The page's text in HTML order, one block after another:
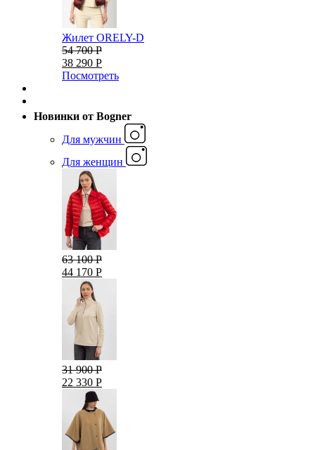
Жилет ORELY-D
54 700 Р
38 290 Р
Посмотреть
Новинки от Bogner
Для мужчин
Для женщин
63 100 Р
44 170 Р
31 900 Р
22 330 Р